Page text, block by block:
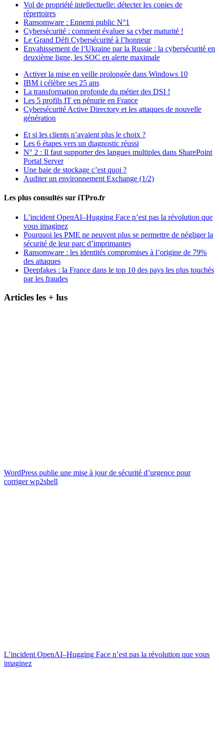
Vol de propriété intellectuelle: détecter les copies de
répertoires
Ransomware : Ennemi public N°1
Cybersécurité : comment évaluer sa cyber maturité !
Le Grand Défi Cybersécurité à l’honneur
Envahissement de l’Ukraine par la Russie : la cybersécurité en
deuxième ligne, les SOC en alerte maximale
Activer la mise en veille prolongée dans Windows 10
IBM i célèbre ses 25 ans
La transformation profonde du métier des DSI !
Les 5 profils IT en pénurie en France
Cybersécurité Active Directory et les attaques de nouvelle
génération
Et si les clients n’avaient plus le choix ?
Les 6 étapes vers un diagnostic réussi
N° 2 : Il faut supporter des langues multiples dans SharePoint
Portal Server
Une baie de stockage c’est quoi ?
Auditer un environnement Exchange (1/2)
Les plus consultés sur iTPro.fr
L’incident OpenAI–Hugging Face n’est pas la révolution que
vous imaginez
Pourquoi les PME ne peuvent plus se permettre de négliger la
sécurité de leur parc d’imprimantes
Ransomware : les identités compromises à l’origine de 79%
des attaques
Deepfakes : la France dans le top 10 des pays les plus touchés
par les fraudes
Articles les + lus
WordPress publie une mise à jour de sécurité d’urgence pour
corriger wp2shell
L’incident OpenAI–Hugging Face n’est pas la révolution que vous
imaginez